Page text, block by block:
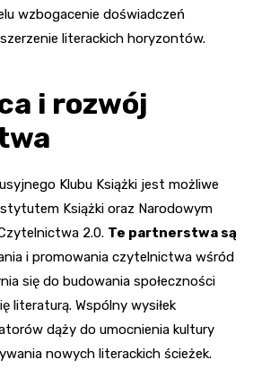
wzbogacenie doświadczeń
literackich horyzontów.
i rozwój
Klubu Książki jest możliwe
Książki oraz Narodowym
2.0. Te partnerstwa są
i promowania czytelnictwa wśród
się do budowania społeczności
literaturą. Wspólny wysiłek
dąży do umocnienia kultury
nowych literackich ścieżek.